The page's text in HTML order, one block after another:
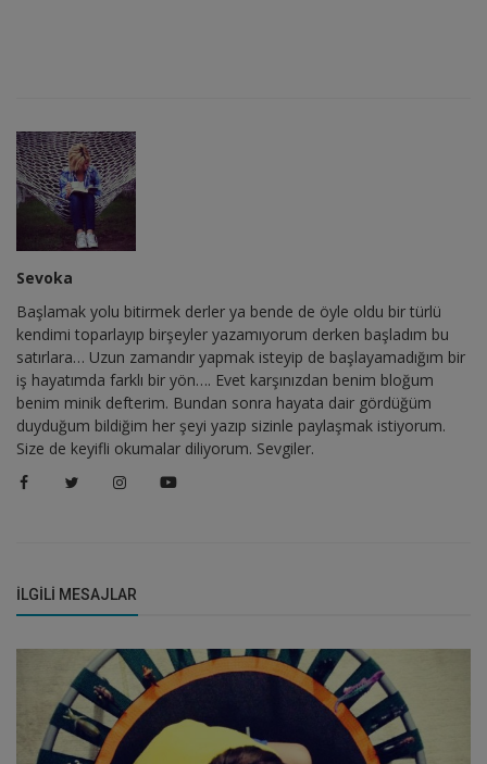
Sevoka
Başlamak yolu bitirmek derler ya bende de öyle oldu bir türlü
kendimi toparlayıp birşeyler yazamıyorum derken başladım bu
satırlara… Uzun zamandır yapmak isteyip de başlayamadığım bir
iş hayatımda farklı bir yön…. Evet karşınızdan benim bloğum
benim minik defterim. Bundan sonra hayata dair gördüğüm
duyduğum bildiğim her şeyi yazıp sizinle paylaşmak istiyorum.
Size de keyifli okumalar diliyorum. Sevgiler.
İLGILI MESAJLAR